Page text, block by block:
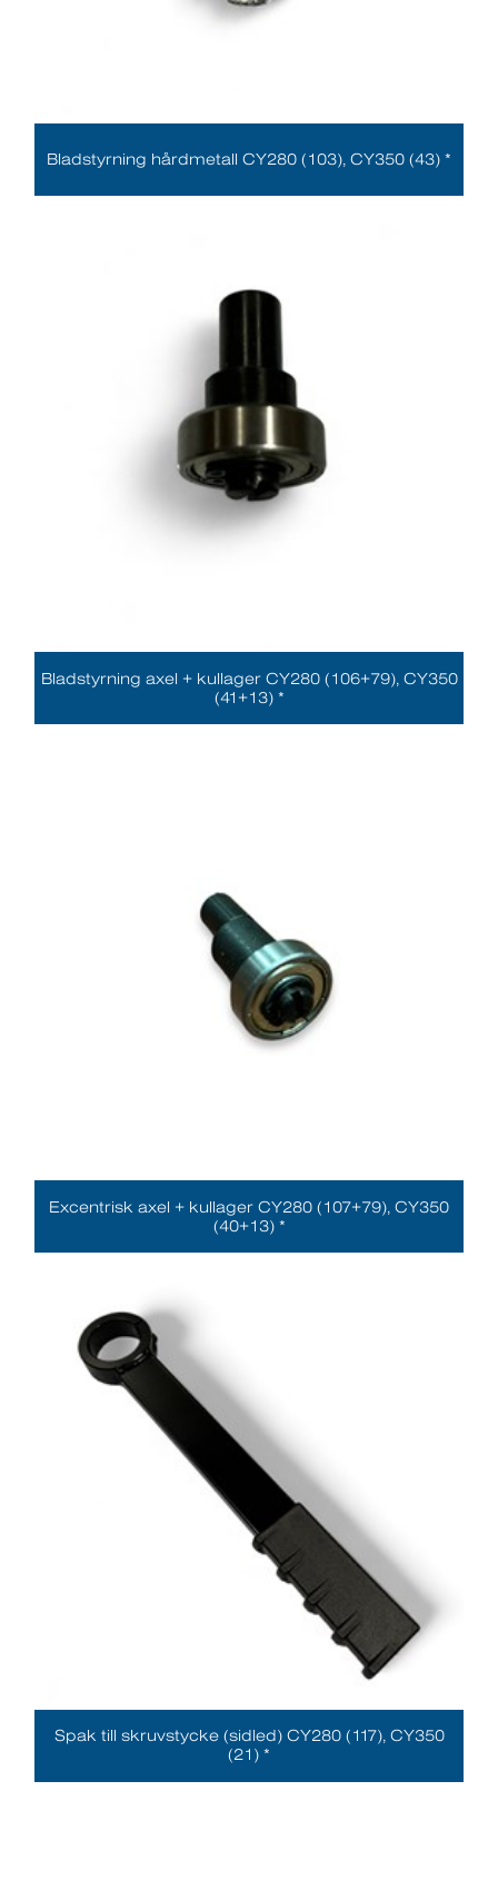
Bladstyrning hårdmetall CY280 (103), CY350 (43) *
Bladstyrning axel + kullager CY280 (106+79), CY350
(41+13) *
Excentrisk axel + kullager CY280 (107+79), CY350
(40+13) *
Spak till skruvstycke (sidled) CY280 (117), CY350
(21) *